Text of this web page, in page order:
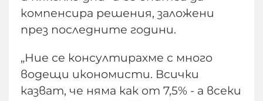
компенсира решения, заложени
през последните години.
„Ние се консултирахме с много
водещи икономисти. Всички
казват, че няма как от 7,5% - а всеки